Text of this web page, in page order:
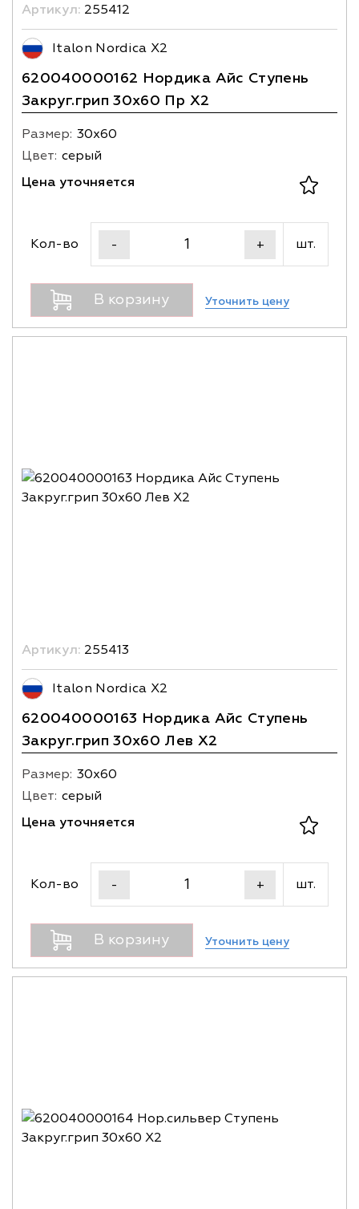
Артикул: 255412
Italon Nordica X2
620040000162 Нордика Айс Ступень
Закруг.грип 30х60 Пр X2
Размер: 30х60
Цвет: серый
Цена уточняется
Кол-во - + шт.
В корзину Уточнить цену
Артикул: 255413
Italon Nordica X2
620040000163 Нордика Айс Ступень
Закруг.грип 30х60 Лев X2
Размер: 30х60
Цвет: серый
Цена уточняется
Кол-во - + шт.
В корзину Уточнить цену